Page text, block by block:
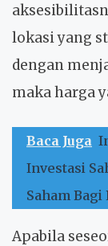
lokasi yang
dengan
maka harga
Baca Juga
Investasi
Saham Bagi
Apabila